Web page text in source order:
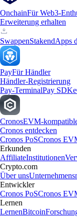
OnchainFür Web3-
Erweiterung erhalten
SwappenStakendApps
PayFür Händler
Händler-Registrierung
Pay-TerminalPay SDK
CronosEVM-
Cronos entdecken
Cronos PoSCronos
Erkunden
AffiliateInstitutionen
Crypto.com
Über uns
Entwickler
Cronos PoSCronos
Lernen
LernenBitcoin